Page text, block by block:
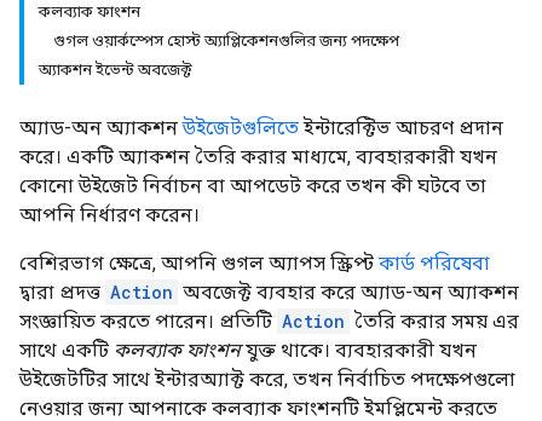
কলব্যাক ফাংশন
গুগল ওয়ার্কস্পেস হোস্ট অ্যাপ্লিকেশনগুলির জন্য পদক্ষেপ
অ্যাকশন ইভেন্ট অবজেক্ট
অ্যাড-অন অ্যাকশনউইজেটগুলিতেইন্টারেক্টিভ আচরণ প্রদান
করে। একটি অ্যাকশন তৈরি করার মাধ্যমে, ব্যবহারকারী যখন
কোনো উইজেট নির্বাচন বা আপডেট করে তখন কী ঘটবে তা
আপনি নির্ধারণ করেন।
বেশিরভাগ ক্ষেত্রে, আপনি গুগল অ্যাপস স্ক্রিপ্ট কার্ড পরিষেবা
দ্বারা প্রদত্ত Action অবজেক্ট ব্যবহার করে অ্যাড-অন অ্যাকশন
সংজ্ঞায়িত করতে পারেন। প্রতিটি Action তৈরি করার সময় এর
সাথে একটি কলব্যাক ফাংশনযুক্ত থাকে। ব্যবহারকারী যখন
উইজেটটির সাথে ইন্টারঅ্যাক্ট করে, তখন নির্বাচিত পদক্ষেপগুলো
নেওয়ার জন্য আপনাকে কলব্যাক ফাংশনটি ইমপ্লিমেন্ট করতে